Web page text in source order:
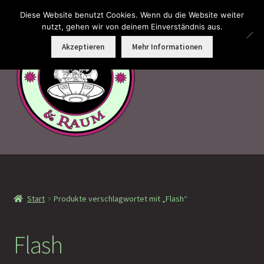
Zur
Navigation
Zum
Faramotos Sammelmünzen – Das Belohnungssystem für
MagicCon Münzen – Geschenke
Start Produkte verschlagwortet mit „Flash“
Flash
Diese Website benutzt Cookies. Wenn du die Website weiter
nutzt, gehen wir von deinem Einverständnis aus.
Akzeptieren Mehr Informationen